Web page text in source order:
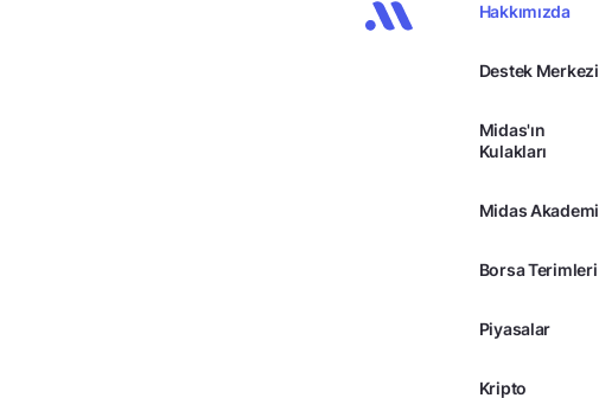
Hakkımızda
Destek Merkezi
Midas'ın
Kulakları
Midas Akademi
Borsa Terimleri
Piyasalar
Kripto